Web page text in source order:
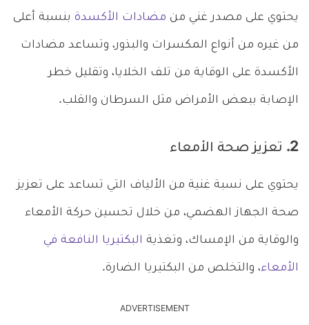
يحتوي على مصدر غني من مضادات الأكسدة بنسبة أعلى
من غيره من أنواع المكسرات والبذور، وتساعد مضادات
الأكسدة على الوقاية من تلف الخلايا، وتقليل خطر
الإصابة ببعض الأمراض مثل السرطان والقلب.
2. تعزيز صحة الأمعاء
يحتوي على نسبة غنية من الألياف التي تساعد على تعزيز
صحة الجهاز الهضمي، من خلال تحسين حركة الأمعاء
والوقاية من الإمساك، وتغذية البكتيريا النافعة في
الأمعاء، والتخلص من البكتيريا الضارة.
ADVERTISEMENT